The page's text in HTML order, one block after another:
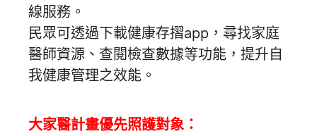
線服務。
民眾可透過下載健康存摺app，尋找家庭
醫師資源、查閱檢查數據等功能，提升自
我健康管理之效能。
大家醫計畫優先照護對象：